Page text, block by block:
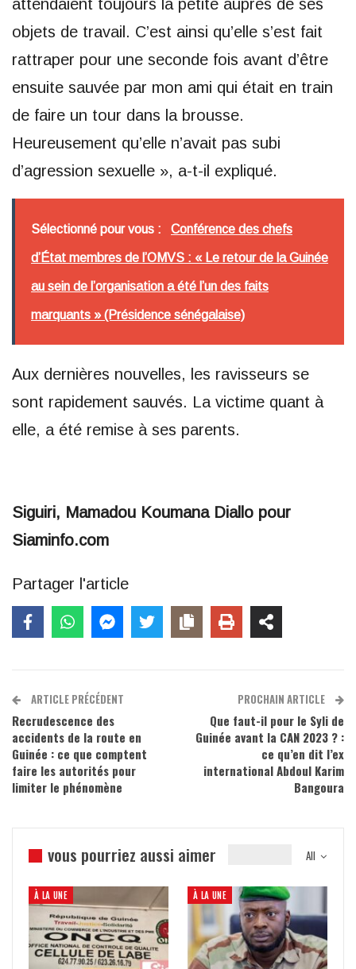
attendaient toujours la petite auprès de ses
objets de travail. C’est ainsi qu’elle s’est fait
rattraper pour une seconde fois avant d’être
ensuite sauvée par mon ami qui était en train
de faire un tour dans la brousse.
Heureusement qu’elle n’avait pas subi
d’agression sexuelle », a-t-il expliqué.
Sélectionné pour vous : Conférence des chefs
d’État membres de l’OMVS : « Le retour de la Guinée
au sein de l’organisation a été l’un des faits
marquants » (Présidence sénégalaise)
Aux dernières nouvelles, les ravisseurs se
sont rapidement sauvés. La victime quant à
elle, a été remise à ses parents.
Siguiri, Mamadou Koumana Diallo pour
Siaminfo.com
Partager l'article
ARTICLE PRÉCÉDENT
Recrudescence des
accidents de la route en
Guinée : ce que comptent
faire les autorités pour
limiter le phénomène
PROCHAIN ARTICLE
Que faut-il pour le Syli de
Guinée avant la CAN 2023 ? :
ce qu’en dit l’ex
international Abdoul Karim
Bangoura
All
vous pourriez aussi aimer
À LA UNE À LA UNE